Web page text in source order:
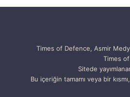
Times of Defence, Asmir
Times of
Sitede
Bu içeriğin tamamı veya bir